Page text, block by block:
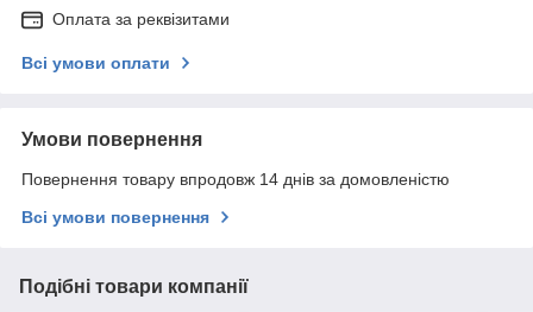
Оплата за реквізитами
Всі умови оплати
Умови повернення
Повернення товару впродовж 14 днів за домовленістю
Всі умови повернення
Подібні товари компанії